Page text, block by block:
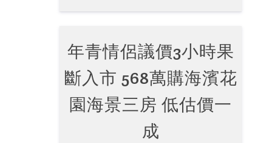
年青情侶議價3小時果
斷入市 568萬購海濱花
園海景三房 低估價一
成